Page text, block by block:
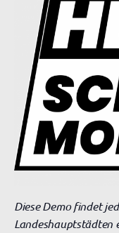
Diese Demo findet
Landeshauptstädten